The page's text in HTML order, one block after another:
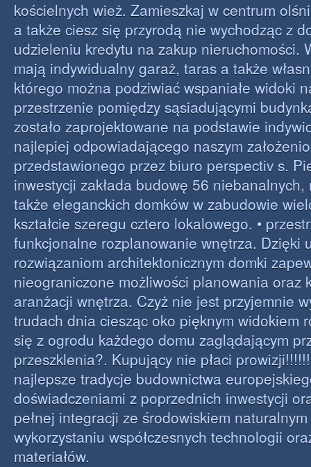
kościelnych wież. Zamieszkaj w centrum
a także ciesz się przyrodą nie wychodząc z
udzieleniu kredytu na zakup nieruchomości.
mają indywidualny garaż, taras a także
którego można podziwiać wspaniałe widoki
przestrzenie pomiędzy sąsiadującymi
zostało zaprojektowane na podstawie
najlepiej odpowiadającego naszym
przedstawionego przez biuro perspectiv s.
inwestycji zakłada budowę 56
także eleganckich domków w zabudowie
kształcie szeregu cztero lokalowego. •
funkcjonalne rozplanowanie wnętrza. Dzięki
rozwiązaniom architektonicznym domki
nieograniczone możliwości planowania oraz
aranżacji wnętrza. Czyż nie jest przyjemnie
trudach dnia ciesząc oko pięknym widokiem
się z ogrodu każdego domu zaglądającym
przeszklenia?. Kupujący nie płaci
najlepsze tradycje budownictwa
doświadczeniami z poprzednich inwestycji
pełnej integracji ze środowiskiem
wykorzystaniu współczesnych technologii
materiałów.